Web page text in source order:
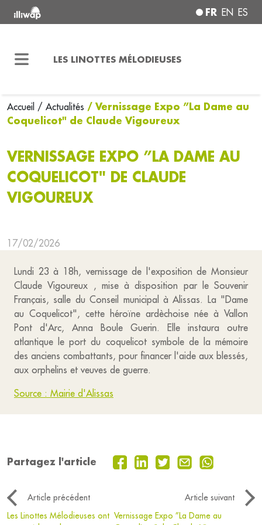
FR EN ES
LES LINOTTES MÉLODIEUSES
Accueil / Actualités / Vernissage Expo ”La Dame au
Coquelicot" de Claude Vigoureux
VERNISSAGE EXPO ”LA DAME AU
COQUELICOT" DE CLAUDE
VIGOUREUX
17/02/2026
Lundi 23 à 18h, vernissage de l'exposition de Monsieur
Claude Vigoureux , mise à disposition par le Souvenir
Français, salle du Conseil municipal à Alissas. La "Dame
au Coquelicot", cette héroïne ardèchoise née à Vallon
Pont d'Arc, Anna Boule Guerin. Elle instaura outre
atlantique le port du coquelicot symbole de la mémoire
des anciens combattants, pour financer l'aide aux blessés,
aux orphelins et veuves de guerre.
Source : Mairie d'Alissas
Partagez l'article
Article précédent
Article suivant
Les Linottes Mélodieuses ont Vernissage Expo ”La Dame au